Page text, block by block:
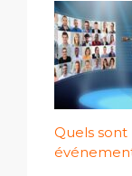
Quels sont